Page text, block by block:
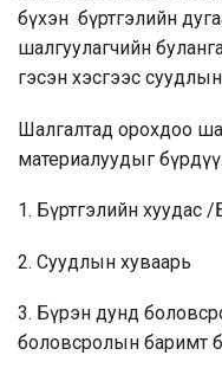
бүхэн бүртгэлийн
шалгуулагчийн
гэсэн хэсгээс
Шалгалтад орохдоо
материалуудыг
1. Бүртгэлийн хуудас
2. Суудлын хуваарь
3. Бүрэн дунд
боловсролын баримт